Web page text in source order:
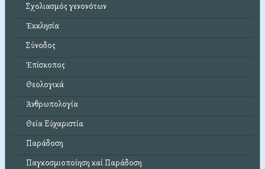
Σχολιασμός γενονότων
Ἐκκλησία
Σύνοδος
Ἐπίσκοπος
Θεολογικά
Ἀνθρωπολογία
Θεία Εὐχαριστία
Παράδοση
Παγκοσμιοποίηση καί Παράδοση